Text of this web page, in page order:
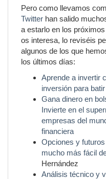
Pero como llevamos
Twitter han salido
a estarlo en los
os interesa, lo reviséis
algunos de los que
los últimos días:
Aprende a invertir
inversión para
Gana dinero en
Invierte en el
empresas del
financiera
Opciones y
mucho más fácil
Hernández
Análisis técnico y